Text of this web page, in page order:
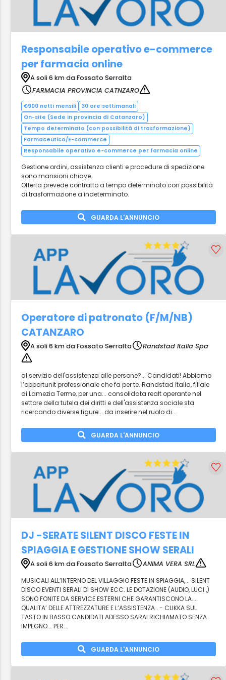
Responsabile operativo e-commerce
per farmacia online
A soli 6 km da Fossato Serralta
FARMACIA PROVINCIA CATNZARO
€900 netti mensili
30 ore settimanali
On-site (Sede in provincia di Catanzaro)
Tempo determinato (con possibilità di trasformazione)
Farmaceutico/E-commerce
Responsabile operativo e-commerce per farmacia online
Gestione ordini, assistenza clienti e procedure di spedizione
sono mansioni chiave.
Offerta prevede contratto a tempo determinato con possibilità
di trasformazione a indeterminato.
GUARDA L'ANNUNCIO
Operatore di patronato (F/M/NB)
CATANZARO
A soli 6 km da Fossato Serralta Randstad Italia Spa
al servizio dell'assistenza alle persone?... Candidati! Abbiamo
l’opportunit professionale che fa per te. Randstad Italia, filiale
di Lamezia Terme, per una... consolidata realt operante nel
settore della tutela dei diritti e dell'assistenza sociale sta
ricercando diverse figure... da inserire nel ruolo di...
GUARDA L'ANNUNCIO
DJ -SERATE SILENT DISCO FESTE IN
SPIAGGIA E GESTIONE SHOW SERALI
A soli 6 km da Fossato Serralta
ANIMA VERA SRL
MUSICALI ALL’INTERNO DEL VILLAGGIO FESTE IN SPIAGGIA,... SILENT
DISCO EVENTI SERALI DI SHOW ECC. LE DOTAZIONE (AUDIO, LUCI ,)
SONO FONITE DA SERVICE ESTERNI CHE GARANTISCONO LA...
QUALITA’ DELLE ATTREZZATURE E L’ASSISTENZA . - CLIKKA SUL
TASTO IN BASSO CANDIDATI ADESSO SARAI RICHIAMATO SENZA
IMPEGNO... PER...
GUARDA L'ANNUNCIO